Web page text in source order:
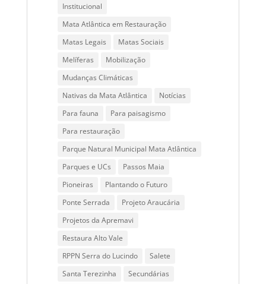
Institucional
Mata Atlântica em Restauração
Matas Legais
Matas Sociais
Melíferas
Mobilização
Mudanças Climáticas
Nativas da Mata Atlântica
Notícias
Para fauna
Para paisagismo
Para restauração
Parque Natural Municipal Mata Atlântica
Parques e UCs
Passos Maia
Pioneiras
Plantando o Futuro
Ponte Serrada
Projeto Araucária
Projetos da Apremavi
Restaura Alto Vale
RPPN Serra do Lucindo
Salete
Santa Terezinha
Secundárias